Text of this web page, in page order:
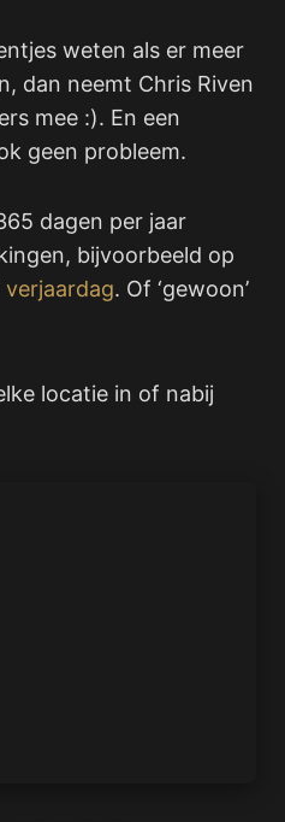
weten als er meer
dan neemt Chris Riven
mee :). En een
geen probleem.
dagen per jaar
bijvoorbeeld op
verjaardag. Of ‘gewoon’
locatie in of nabij